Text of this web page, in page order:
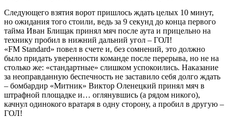
Следующего взятия ворот пришлось ждать целых 10 минут,
но ожидания того стоили, ведь за 9 секунд до конца первого
тайма Иван Блищак принял мяч после аута и прицельно на
технику пробил в нижний дальний угол – ГОЛ!
«FM Standard» повел в счете и, без сомнений, это должно
было придать уверенности команде после перерыва, но не на
столько же: «стандартные» слишком успокоились. Наказание
за неоправданную беспечность не заставило себя долго ждать
– бомбардир «Митник» Виктор Оленецкий принял мяч в
штрафной площадке и… оглянувшись (а рядом никого),
качнул одинокого вратаря в одну сторону, а пробил в другую –
ГОЛ!